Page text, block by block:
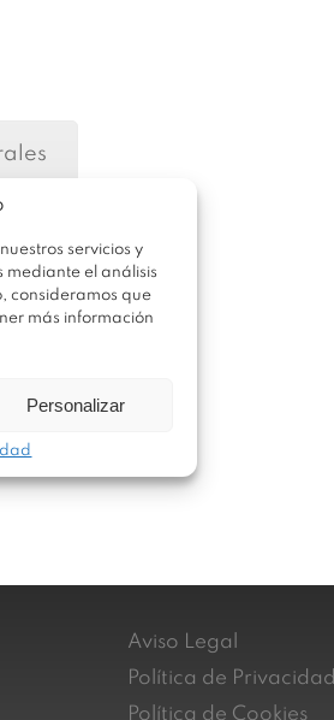
servicios y
el análisis
consideramos que
más información
Personalizar
Aviso Legal
Política de Privacidad
Política de Cookies